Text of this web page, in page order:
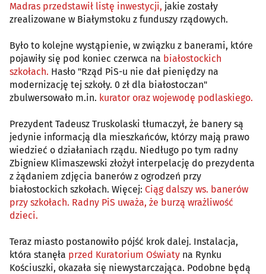
Madras przedstawił listę inwestycji, jakie zostały
zrealizowane w Białymstoku z funduszy rządowych.
Było to kolejne wystąpienie, w związku z banerami, które
pojawiły się pod koniec czerwca na białostockich
szkołach. Hasło "Rząd PiS-u nie dał pieniędzy na
modernizację tej szkoły. 0 zł dla białostoczan"
zbulwersowało m.in. kurator oraz wojewodę podlaskiego.
Prezydent Tadeusz Truskolaski tłumaczył, że banery są
jedynie informacją dla mieszkańców, którzy mają prawo
wiedzieć o działaniach rządu. Niedługo po tym radny
Zbigniew Klimaszewski złożył interpelację do prezydenta
z żądaniem zdjęcia banerów z ogrodzeń przy
białostockich szkołach. Więcej: Ciąg dalszy ws. banerów
przy szkołach. Radny PiS uważa, że burzą wrażliwość
dzieci.
Teraz miasto postanowiło pójść krok dalej. Instalacja,
która stanęła przed Kuratorium Oświaty na Rynku
Kościuszki, okazała się niewystarczająca. Podobne będą